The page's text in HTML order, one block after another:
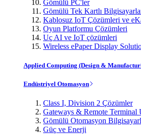
Gömülü PC'ler
Gömülü Tek Kartlı
Kablosuz IoT Çözümleri ve
Oyun Platformu Çözümleri
Uç AI ve IoT çözümleri
Wireless ePaper Display
Applied Computing (Design &
Endüstriyel Otomasyon
Class I, Division 2 Çözümler
Gateways & Remote Terminal
Gömülü Otomasyon
Güç ve Enerji